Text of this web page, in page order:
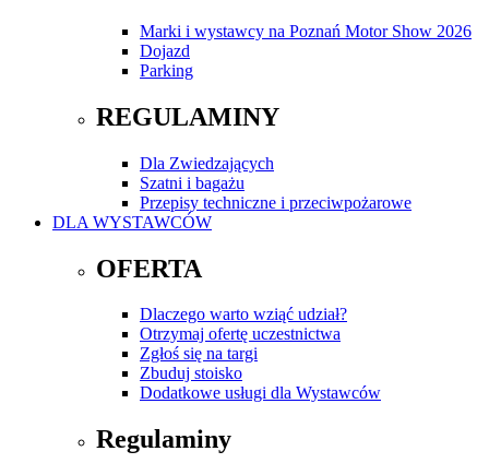
Marki i wystawcy na Poznań Motor Show 2026
Dojazd
Parking
REGULAMINY
Dla Zwiedzających
Szatni i bagażu
Przepisy techniczne i przeciwpożarowe
DLA WYSTAWCÓW
OFERTA
Dlaczego warto wziąć udział?
Otrzymaj ofertę uczestnictwa
Zgłoś się na targi
Zbuduj stoisko
Dodatkowe usługi dla Wystawców
Regulaminy